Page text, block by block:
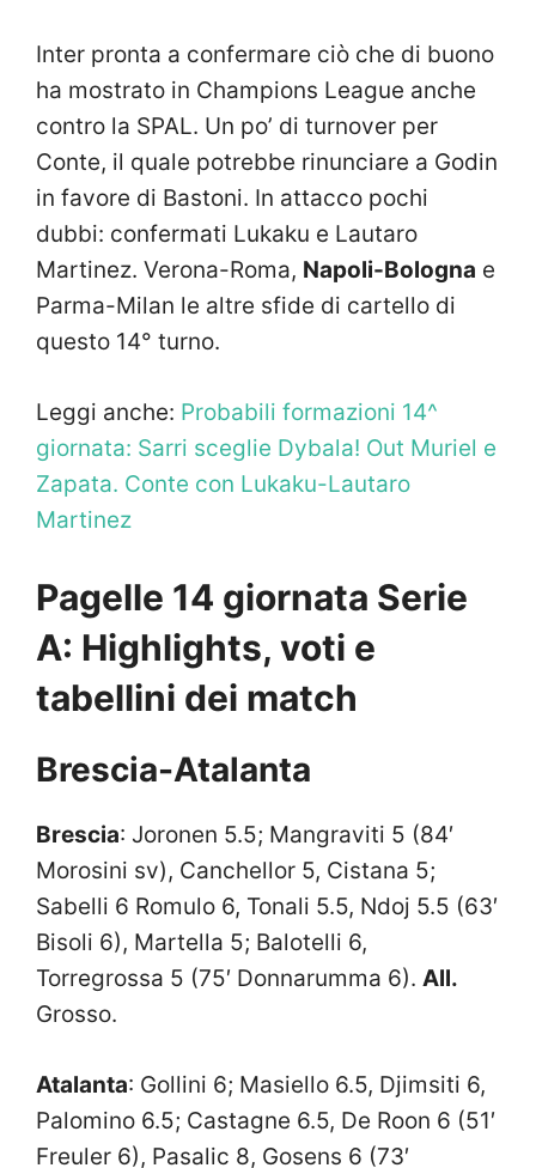
Inter pronta a confermare ciò che di buono
ha mostrato in Champions League anche
contro la SPAL. Un po’ di turnover per
Conte, il quale potrebbe rinunciare a Godin
in favore di Bastoni. In attacco pochi
dubbi: confermati Lukaku e Lautaro
Martinez. Verona-Roma, Napoli-Bologna e
Parma-Milan le altre sfide di cartello di
questo 14° turno.
Leggi anche: Probabili formazioni 14^
giornata: Sarri sceglie Dybala! Out Muriel e
Zapata. Conte con Lukaku-Lautaro
Martinez
Pagelle 14 giornata Serie
A: Highlights, voti e
tabellini dei match
Brescia-Atalanta
Brescia: Joronen 5.5; Mangraviti 5 (84′
Morosini sv), Canchellor 5, Cistana 5;
Sabelli 6 Romulo 6, Tonali 5.5, Ndoj 5.5 (63′
Bisoli 6), Martella 5; Balotelli 6,
Torregrossa 5 (75′ Donnarumma 6). All.
Grosso.
Atalanta: Gollini 6; Masiello 6.5, Djimsiti 6,
Palomino 6.5; Castagne 6.5, De Roon 6 (51′
Freuler 6), Pasalic 8, Gosens 6 (73′